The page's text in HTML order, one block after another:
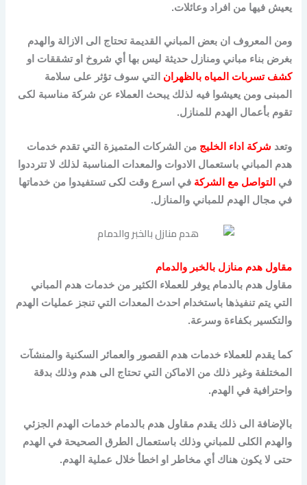
يعيش فيها من افراد وعائلات.
ومن المعروف ان بعض المباني القديمة تحتاج الى الازالة والهدم
بغرض بناء مباني ومنازل حديثة ليس بها أي شروخ او تشققات او
كشف تسربات المياه بالظهران التي سوف تؤثر على سلامة
المبنى ومن يعيشوا فيه لذلك يبحث العملاء عن شركة مناسبة لكى
تقوم بأعمال الهدم للمنازل.
وتعد شركة اداء الخليج من الشركات المتميزة التي تقدم خدمات
هدم المباني باستعمال الادوات والمعدات المناسبة لذلك لا تترددوا
في
التواصل مع الشركة في اسرع وقت لكى تستفيدوا من خدماتها
في مجال الهدم للمباني والمنازل.
مقاول هدم منازل بالخبر والدمام
مقاول هدم بالدمام يوفر للعملاء الكثير من خدمات هدم المباني
التي يتم تنفيذها باستخدام احدث المعدات التي تنجز عمليات الهدم
والتكسير بكفاءة وسرعة.
كما يقدم للعملاء خدمات هدم القصور والعمائر السكنية والمنشآت
المختلفة وغير ذلك من الاماكن التي تحتاج الى هدم وذلك بدقة
واحترافية في الهدم.
بالإضافة الى ذلك يقدم مقاول هدم بالدمام خدمات الهدم الجزئي
والهدم الكلى للمباني وذلك باستعمال الطرق الصحيحة في الهدم
حتى لا يكون هناك أي مخاطر او اخطأ خلال عملية الهدم.